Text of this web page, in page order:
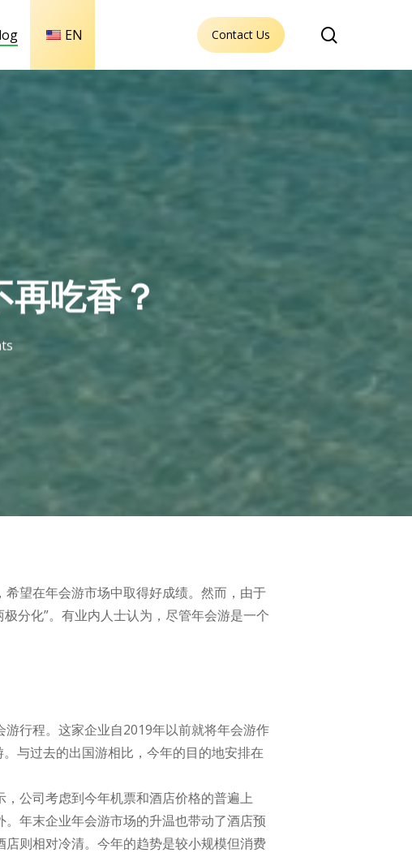
EN Contact Us
再吃香？
望在年会游市场中取得好成绩。然而，由于
分化”。有业内人士认为，尽管年会游是一个
行程。这家企业自2019年以前就将年会游作
与过去的出国游相比，今年的目的地安排在
公司考虑到今年机票和酒店价格的普遍上
年末企业年会游市场的升温也带动了酒店预
则相对冷清。今年的趋势是较小规模但消费